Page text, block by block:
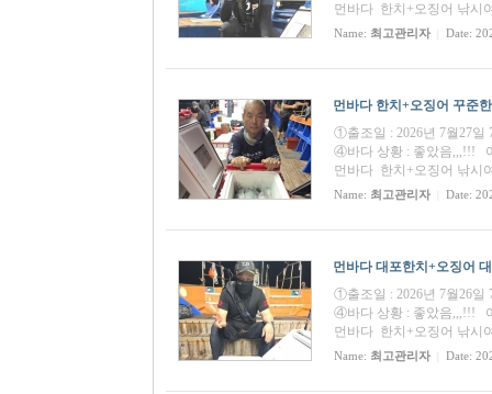
먼바다 한치+오징어 낚시
Name: 최고관리자 Date:
먼바다 한치+오징어 꾸준
①출조일 : 2026년 7월27
④바다 상황 : 좋았음,,,!!!
먼바다 한치+오징어 낚시
Name: 최고관리자 Date:
먼바다 대포한치+오징어
①출조일 : 2026년 7월26
④바다 상황 : 좋았음,,,!!!
먼바다 한치+오징어 낚시
Name: 최고관리자 Date: